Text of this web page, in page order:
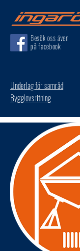
Besök oss även
på facebook
Underlag för samråd
Bygglovsritning